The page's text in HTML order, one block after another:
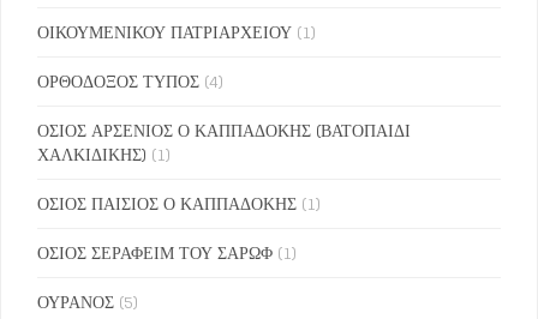
ΟΙΚΟΥΜΕΝΙΚΟΥ ΠΑΤΡΙΑΡΧΕΙΟΥ (1)
ΟΡΘΟΔΟΞΟΣ ΤΥΠΟΣ (4)
ΟΣΙΟΣ ΑΡΣΕΝΙΟΣ Ο ΚΑΠΠΑΔΟΚΗΣ (ΒΑΤΟΠΑΙΔΙ
ΧΑΛΚΙΔΙΚΗΣ) (1)
ΟΣΙΟΣ ΠΑΙΣΙΟΣ Ο ΚΑΠΠΑΔΟΚΗΣ (1)
ΟΣΙΟΣ ΣΕΡΑΦΕΙΜ ΤΟΥ ΣΑΡΩΦ (1)
ΟΥΡΑΝΟΣ (5)